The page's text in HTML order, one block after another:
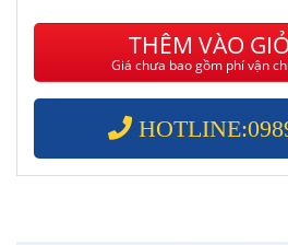
THÊM VÀO
Giá chưa bao gồm phí vận